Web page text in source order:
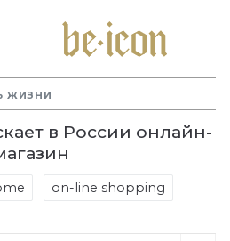
ЖИЗНИ
в России онлайн-
on-line shopping